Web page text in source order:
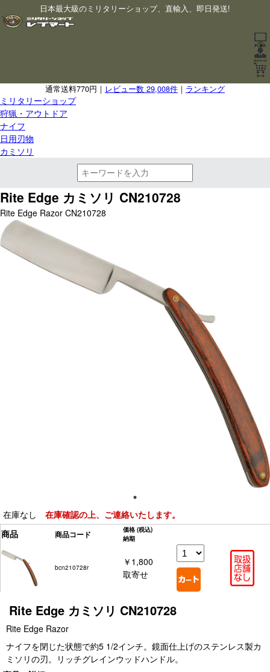
日本最大級のミリタリーショップ、直輸入、即日発送!
通常送料770円｜ レビュー数 29,008件 ｜ ランキング
ミリタリーショップ
狩猟・アウトドア
ナイフ
日用刃物
カミソリ
Rite Edge カミソリ CN210728
Rite Edge Razor CN210728
在庫なし 在庫確認の上、ご連絡いたします。
商品
商品コード 価格 (税込)
納期
bcn210728r
￥1,800
取寄せ
Rite Edge カミソリ CN210728
Rite Edge Razor
ナイフを閉じた状態で約5 1/2インチ。鏡面仕上げのステンレス製カ
ミソリの刃。リッチグレインウッドハンドル。